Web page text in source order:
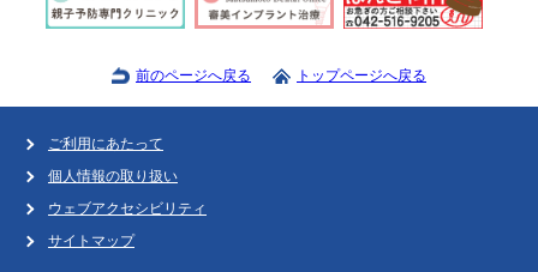
前のページへ戻る トップページへ戻る
ご利用にあたって
個人情報の取り扱い
ウェブアクセシビリティ
サイトマップ